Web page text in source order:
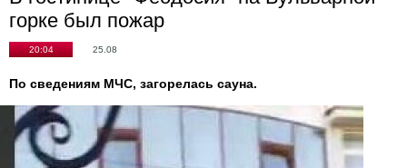
горке был пожар
20:04 25.08
По сведениям МЧС, загорелась сауна.